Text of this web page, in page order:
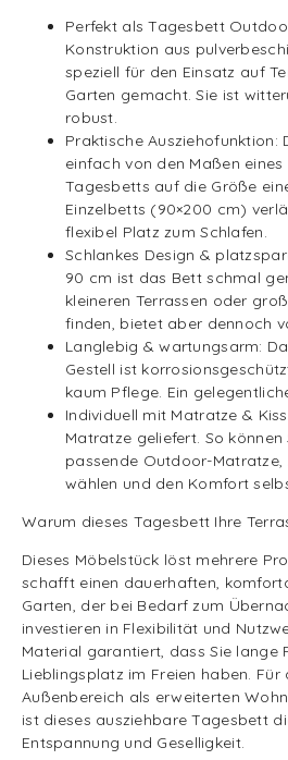
Perfekt als Tagesbett
Konstruktion aus
speziell für den Einsatz auf
Garten gemacht. Sie ist
robust.
Praktische Ausziehofunktion:
einfach von den Maßen
Tagesbetts auf die Größe
Einzelbetts (90×200 cm)
flexibel Platz zum Schlafen.
Schlankes Design &
90 cm ist das Bett schmal
kleineren Terrassen oder
finden, bietet aber dennoch
Langlebig & wartungsarm:
Gestell ist
kaum Pflege. Ein
Individuell mit Matratze &
Matratze geliefert. So
passende Outdoor-Matratze,
wählen und den Komfort
Warum dieses Tagesbett Ihre
Dieses Möbelstück löst mehrere
schafft einen dauerhaften,
Garten, der bei Bedarf zum
investieren in Flexibilität und
Material garantiert, dass Sie lange
Lieblingsplatz im Freien haben. Für
Außenbereich als erweiterten
ist dieses ausziehbare Tagesbett
Entspannung und Geselligkeit.